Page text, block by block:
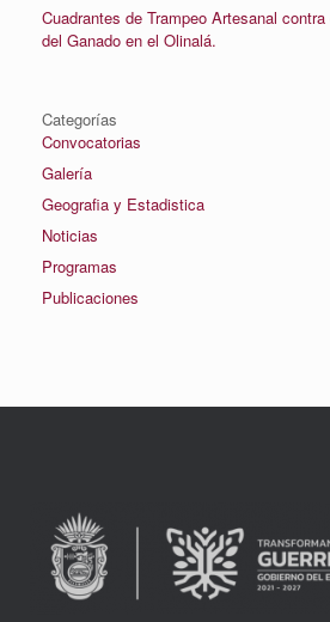
Cuadrantes de Trampeo Artesanal
del Ganado en el Olinalá.
Categorías
Convocatorias
Galería
Geografia y Estadistica
Noticias
Programas
Publicaciones